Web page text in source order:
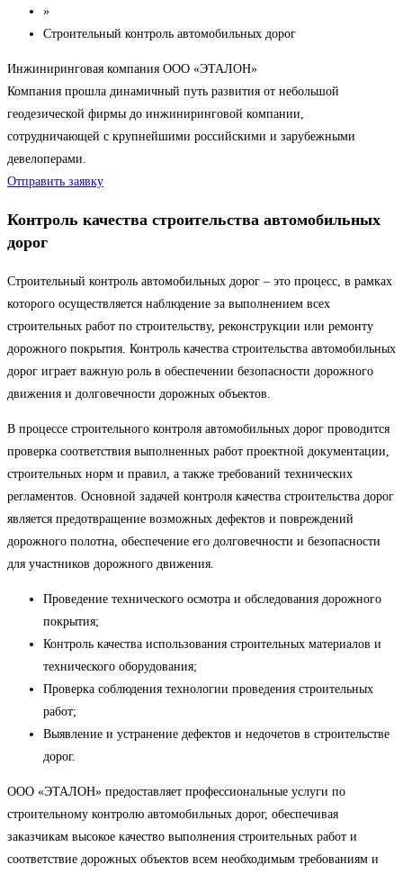
»
Строительный контроль автомобильных дорог
Инжиниринговая компания ООО «ЭТАЛОН»
Компания прошла динамичный путь развития от небольшой
геодезической фирмы до инжиниринговой компании,
сотрудничающей с крупнейшими российскими и зарубежными
девелоперами.
Отправить заявку
Контроль качества строительства автомобильных
дорог
Строительный контроль автомобильных дорог – это процесс, в рамках
которого осуществляется наблюдение за выполнением всех
строительных работ по строительству, реконструкции или ремонту
дорожного покрытия. Контроль качества строительства автомобильных
дорог играет важную роль в обеспечении безопасности дорожного
движения и долговечности дорожных объектов.
В процессе строительного контроля автомобильных дорог проводится
проверка соответствия выполненных работ проектной документации,
строительных норм и правил, а также требований технических
регламентов. Основной задачей контроля качества строительства дорог
является предотвращение возможных дефектов и повреждений
дорожного полотна, обеспечение его долговечности и безопасности
для участников дорожного движения.
Проведение технического осмотра и обследования дорожного
покрытия;
Контроль качества использования строительных материалов и
технического оборудования;
Проверка соблюдения технологии проведения строительных
работ;
Выявление и устранение дефектов и недочетов в строительстве
дорог.
ООО «ЭТАЛОН» предоставляет профессиональные услуги по
строительному контролю автомобильных дорог, обеспечивая
заказчикам высокое качество выполнения строительных работ и
соответствие дорожных объектов всем необходимым требованиям и